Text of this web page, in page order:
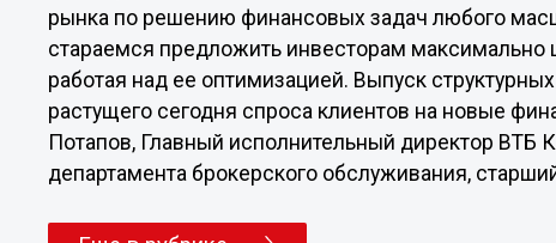
рынка по решению финансовых задач любого
стараемся предложить инвесторам максимально
работая над ее оптимизацией. Выпуск
растущего сегодня спроса клиентов на новые
Потапов, Главный исполнительный директор ВТБ
департамента брокерского обслуживания,